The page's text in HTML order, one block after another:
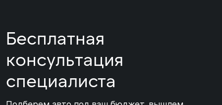
Бесплатная
консультация
специалиста